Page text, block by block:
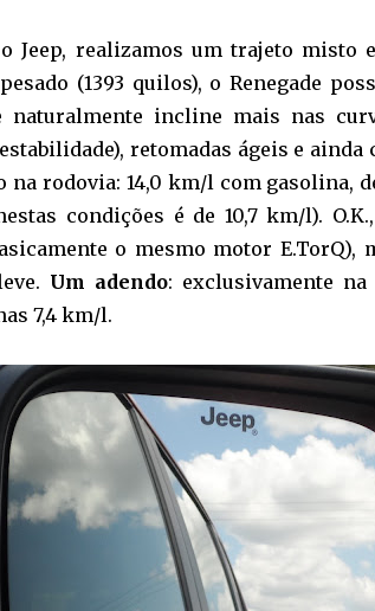
Jeep, realizamos um trajeto misto
(1393 quilos), o Renegade
naturalmente incline mais nas
retomadas ágeis e
rodovia: 14,0 km/l com gasolina,
condições é de 10,7 km/l).
o mesmo motor E.TorQ),
Um adendo: exclusivamente
7,4 km/l.